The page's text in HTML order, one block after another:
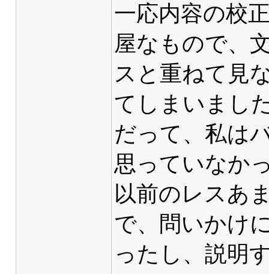
一応内容の校
屋なもので、
スと重ねて見
てしまいまし
だって、私は
思っていなか
以前のレスあ
で、問いかけ
ったし、説明